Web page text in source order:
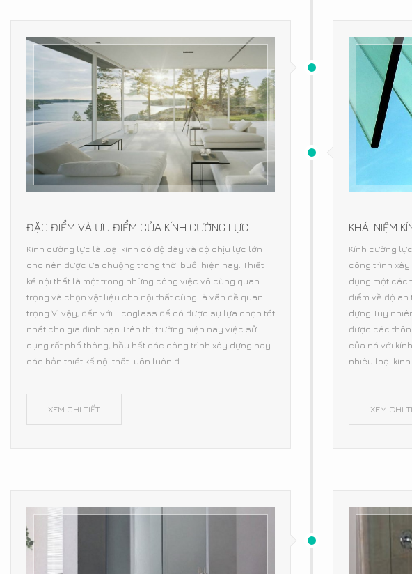
ĐẶC ĐIỂM VÀ ƯU ĐIỂM CỦA KÍNH CƯỜNG LỰC
Kính cường lực là loại kính có độ dày và độ chịu lực lớn
cho nên được ưa chuộng trong thời buổi hiện nay. Thiết
kế nội thất là một trong những công việc vô cùng quan
trọng và chọn vật liệu cho nội thất cũng là vấn đề quan
trọng.Vì vậy, đến với Licoglass để có được sự lựa chọn tốt
nhất cho gia đình bạn.Trên thị trường hiện nay việc sử
dụng rất phổ thông, hầu hết các công trình xây dựng hay
các bản thiết kế nội thất luôn luôn đ...
XEM CHI TIẾT
KHÁI NIỆM
Kính cường
công trình
dụng một
điểm về độ
dựng.Tuy
được các
của nó với
nhiêu loại
XEM CHI